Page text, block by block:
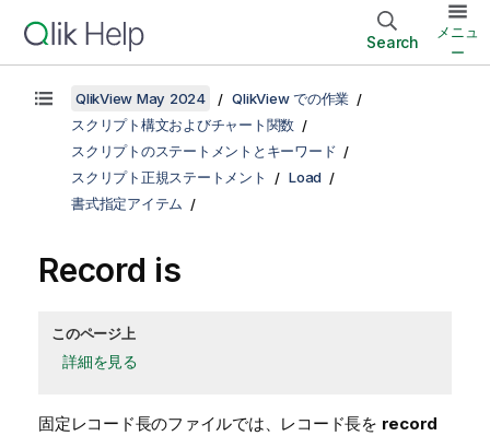
Search
メニュ
ー
QlikView May 2024
QlikView での作業
スクリプト構文およびチャート関数
スクリプトのステートメントとキーワード
スクリプト正規ステートメント
Load
書式指定アイテム
Record is
このページ上
詳細を見る
固定レコード長のファイルでは、レコード長を record